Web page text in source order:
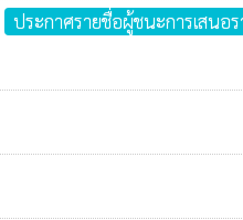
ประกาศรายชื่อผู้ชนะการเสนอ